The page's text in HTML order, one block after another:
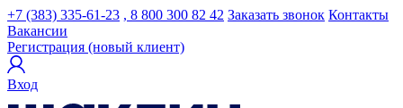
+7 (383) 335-61-23 , 8 800 300 82 42 Заказать звонок Контакты
Вакансии
Регистрация (новый клиент)
Вход